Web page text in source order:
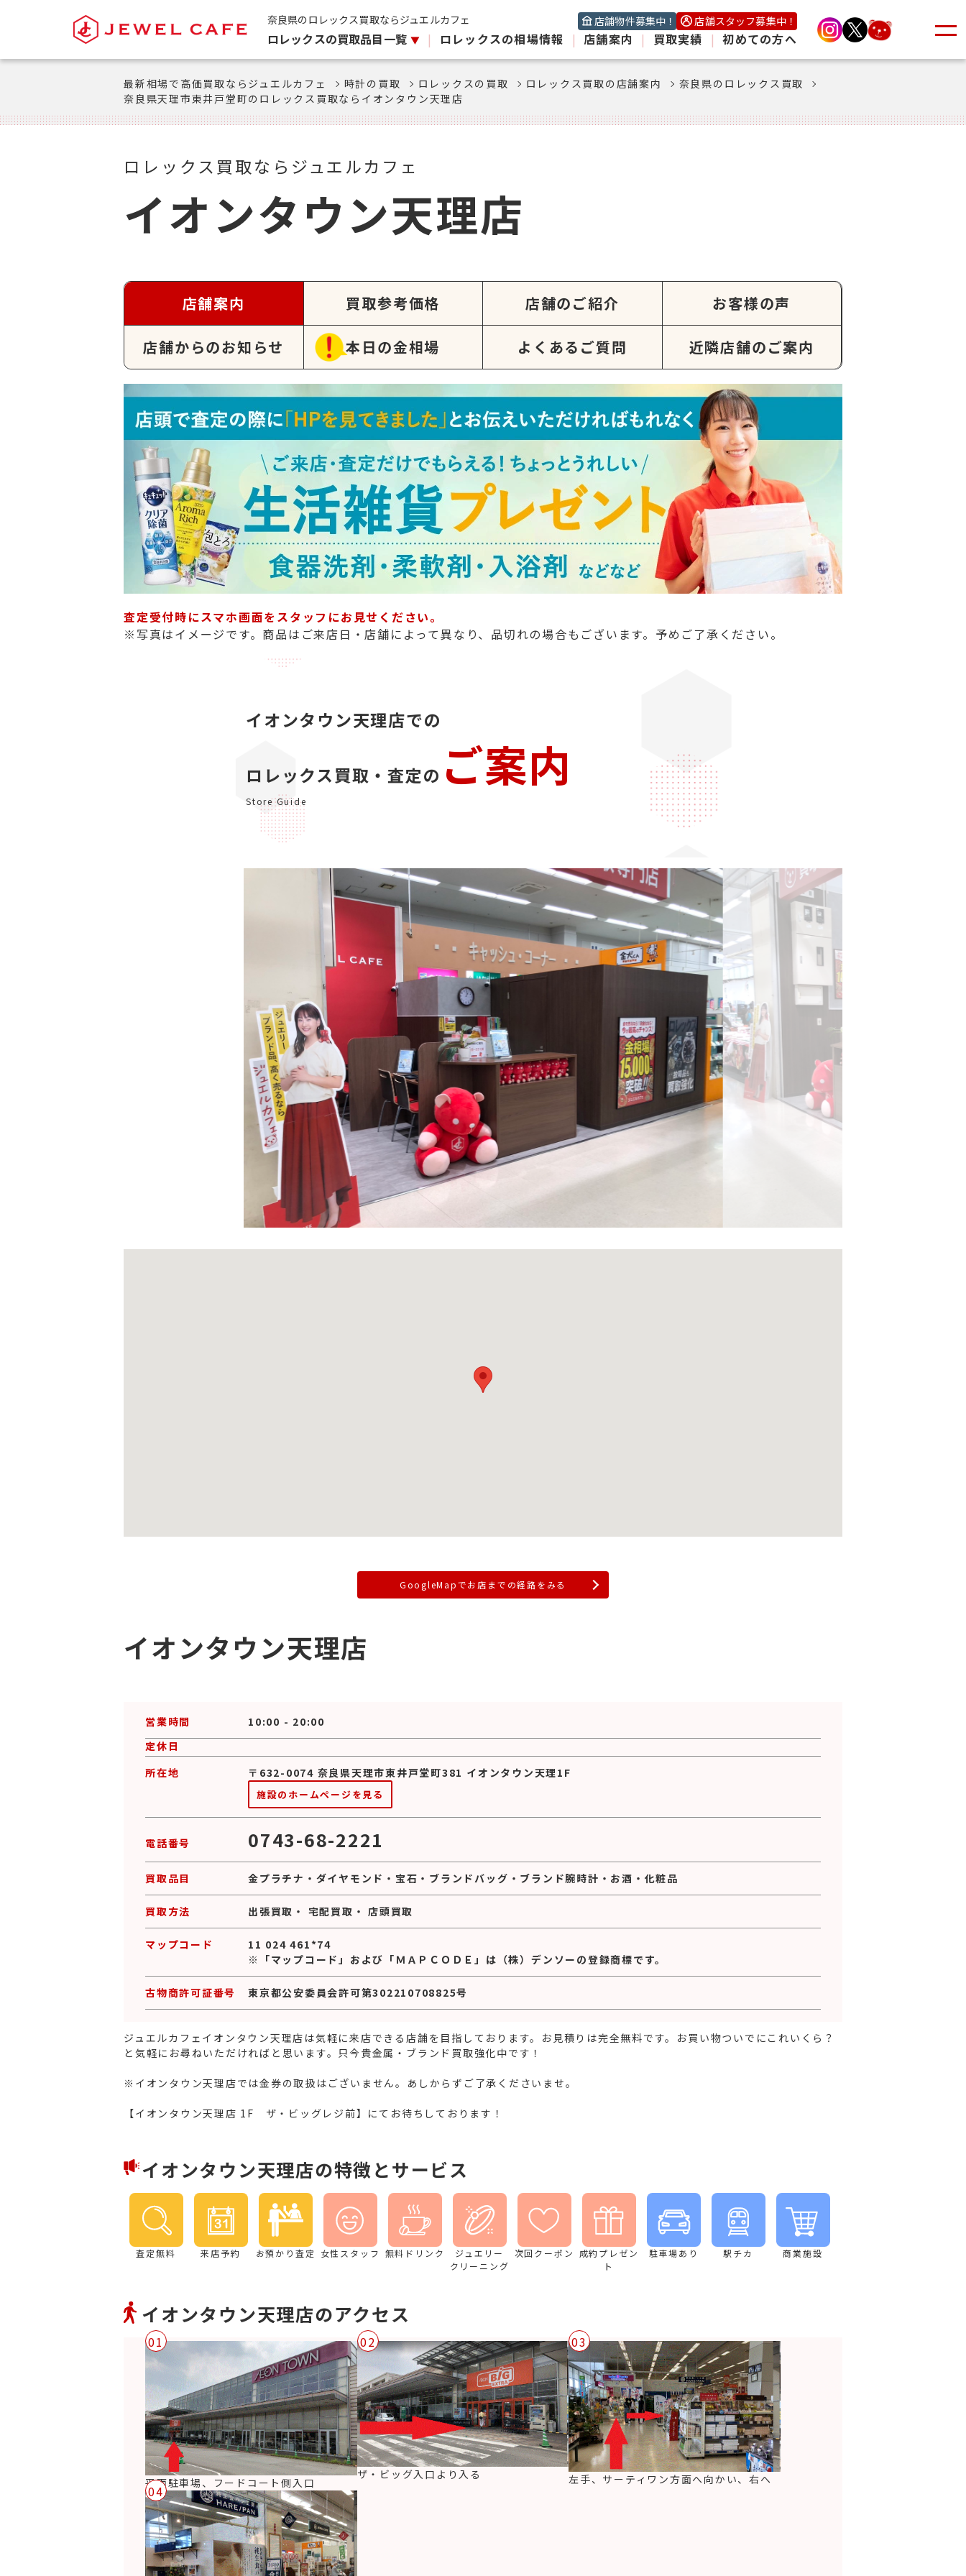
奈良県のロレックス買取ならジュエルカフェ 店舗物件募集中！ 店舗スタッフ募集中！
ロレックスの買取品目一覧 | ロレックスの相場情報 | 店舗案内 | 買取実績 | 初めての方へ
最新相場で高価買取ならジュエルカフェ 時計の買取 ロレックスの買取 ロレックス買取の店舗案内
奈良県のロレックス買取
奈良県天理市東井戸堂町のロレックス買取ならイオンタウン天理店
ロレックス買取ならジュエルカフェ
イオンタウン天理店
店舗案内 買取参考価格 店舗のご紹介 お客様の声
店舗からのお知らせ 本日の金相場 よくあるご質問 近隣店舗のご案内
査定受付時にスマホ画面をスタッフにお見せください。
※写真はイメージです。商品はご来店日・店舗によって異なり、品切れの場合もございます。予めご了承ください。
イオンタウン天理店での
ロレックス買取・査定の ご案内
Store Guide
GoogleMapでお店までの経路をみる
イオンタウン天理店
営業時間
10:00 - 20:00
定休日
所在地
〒632-0074 奈良県天理市東井戸堂町381 イオンタウン天理1F
施設のホームページを見る
電話番号 0743-68-2221
買取品目 金プラチナ ・ ダイヤモンド ・ 宝石 ・ ブランドバッグ ・ ブランド腕時計 ・ お酒 ・ 化粧品
買取方法 出張買取 ・ 宅配買取 ・店頭買取
マップコード
11 024 461*74
※「マップコード」および「ＭＡＰＣＯＤＥ」は（株）デンソーの登録商標です。
古物商許可証番号 東京都公安委員会許可第302210708825号
ジュエルカフェイオンタウン天理店は気軽に来店できる店舗を目指しております。お見積りは完全無料です。お買い物ついでにこれいくら？
と気軽にお尋ねいただければと思います。只今貴金属・ブランド買取強化中です！
※イオンタウン天理店では金券の取扱はございません。あしからずご了承くださいませ。
【イオンタウン天理店 1F ザ・ビッグレジ前】にてお待ちしております！
イオンタウン天理店の特徴とサービス
査定無料 来店予約 お預かり査定 女性スタッフ 無料ドリンク
ジュエリー
クリーニング
次回クーポン
成約プレゼン
ト
駐車場あり 駅チカ 商業施設
イオンタウン天理店のアクセス
01
平面駐車場、フードコート側入口
02
ザ・ビッグ入口より入る
03
左手、サーティワン方面へ向かい、右へ
04